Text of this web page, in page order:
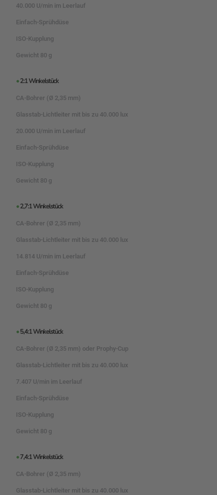
40.000 U/min im Leerlauf
Einfach-Sprühdüse
ISO-Kupplung
Gewicht 80 g
•2:1 Winkelstück
CA-Bohrer (Ø 2,35 mm)
Glasstab-Lichtleiter mit bis zu 40.000 lux
20.000 U/min im Leerlauf
Einfach-Sprühdüse
ISO-Kupplung
Gewicht 80 g
•2,7:1 Winkelstück
CA-Bohrer (Ø 2,35 mm)
Glasstab-Lichtleiter mit bis zu 40.000 lux
14.814 U/min im Leerlauf
Einfach-Sprühdüse
ISO-Kupplung
Gewicht 80 g
•5,4:1 Winkelstück
CA-Bohrer (Ø 2,35 mm) oder Prophy-Cup
Glasstab-Lichtleiter mit bis zu 40.000 lux
7.407 U/min im Leerlauf
Einfach-Sprühdüse
ISO-Kupplung
Gewicht 80 g
•7,4:1 Winkelstück
CA-Bohrer (Ø 2,35 mm)
Glasstab-Lichtleiter mit bis zu 40.000 lux